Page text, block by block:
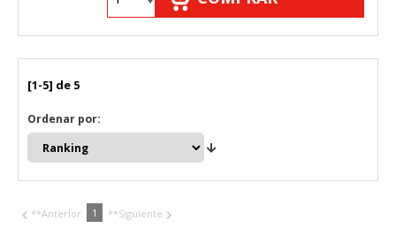
[1-5] de 5
Ordenar por:
**Anterior 1 **Siguiente